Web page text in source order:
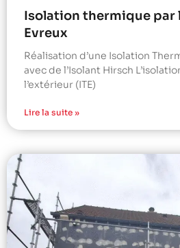
Isolation thermique par
Evreux
Réalisation d’une Isolation
avec de l’Isolant Hirsch
l’extérieur (ITE)
Lire la suite »